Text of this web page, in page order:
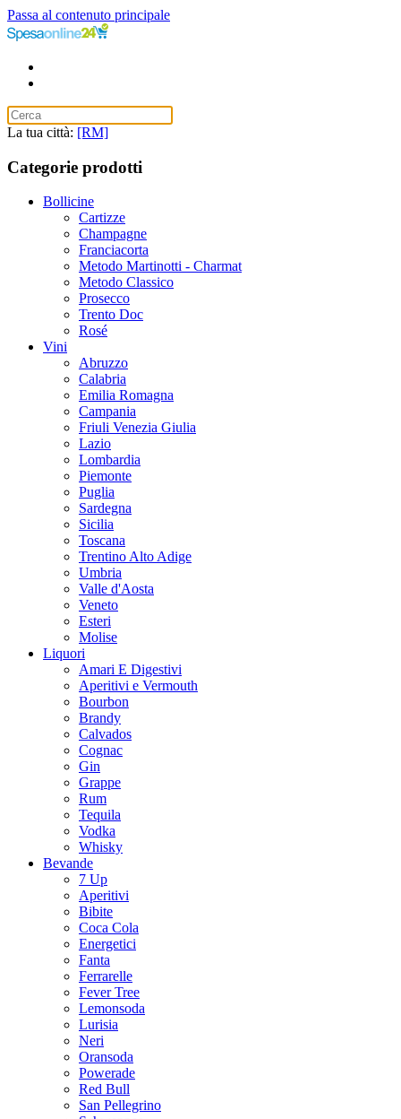
Passa al contenuto principale
La tua città: [RM]
Categorie prodotti
Bollicine
Cartizze
Champagne
Franciacorta
Metodo Martinotti - Charmat
Metodo Classico
Prosecco
Trento Doc
Rosé
Vini
Abruzzo
Calabria
Emilia Romagna
Campania
Friuli Venezia Giulia
Lazio
Lombardia
Piemonte
Puglia
Sardegna
Sicilia
Toscana
Trentino Alto Adige
Umbria
Valle d'Aosta
Veneto
Esteri
Molise
Liquori
Amari E Digestivi
Aperitivi e Vermouth
Bourbon
Brandy
Calvados
Cognac
Gin
Grappe
Rum
Tequila
Vodka
Whisky
Bevande
7 Up
Aperitivi
Bibite
Coca Cola
Energetici
Fanta
Ferrarelle
Fever Tree
Lemonsoda
Lurisia
Neri
Oransoda
Powerade
Red Bull
San Pellegrino